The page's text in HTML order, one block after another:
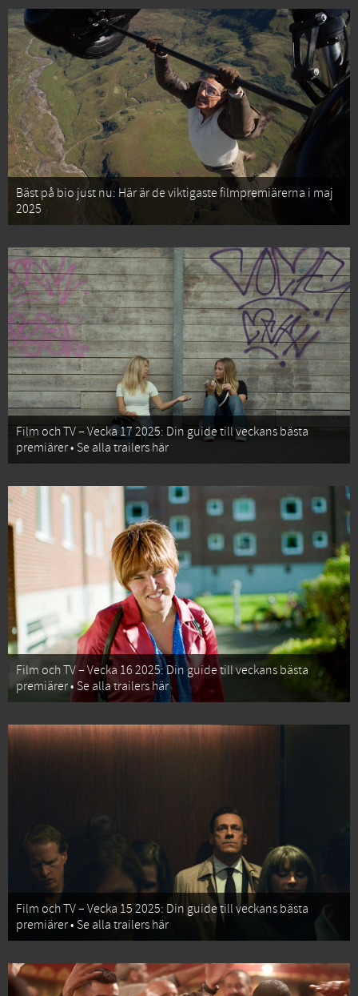
Bäst på bio just nu: Här är de viktigaste filmpremiärerna i maj
2025
Film och TV – Vecka 17 2025: Din guide till veckans bästa
premiärer • Se alla trailers här
Film och TV – Vecka 16 2025: Din guide till veckans bästa
premiärer • Se alla trailers här
Film och TV – Vecka 15 2025: Din guide till veckans bästa
premiärer • Se alla trailers här